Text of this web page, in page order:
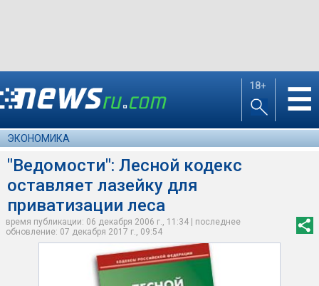
18+ ☰
ЭКОНОМИКА
"Ведомости": Лесной кодекс
оставляет лазейку для
приватизации леса
время публикации: 06 декабря 2006 г., 11:34 | последнее
обновление: 07 декабря 2017 г., 09:54